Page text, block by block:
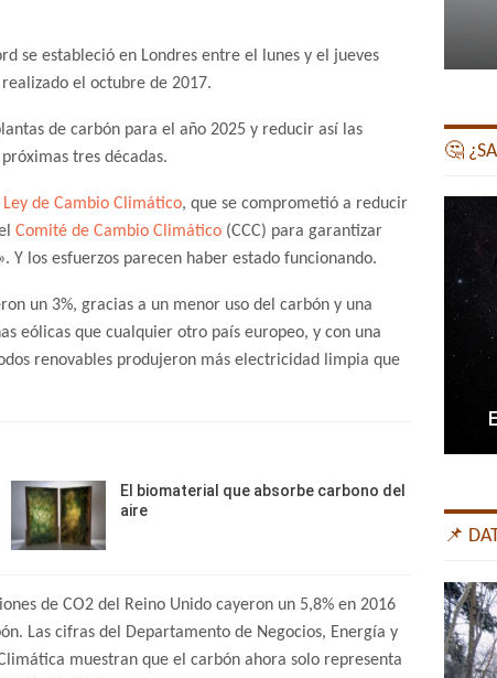
se estableció en Londres entre el lunes y el jueves
el octubre de 2017.
de carbón para el año 2025 y reducir así las
tres décadas.
Ley de Cambio Climático, que se comprometió a reducir
Comité de Cambio Climático (CCC) para garantizar
los esfuerzos parecen haber estado funcionando.
un 3%, gracias a un menor uso del carbón y una
eólicas que cualquier otro país europeo, y con una
renovables produjeron más electricidad limpia que
El biomaterial que absorbe carbono del
aire
de CO2 del Reino Unido cayeron un 5,8% en 2016
Las cifras del Departamento de Negocios, Energía y
muestran que el carbón ahora solo representa
🤔
📌